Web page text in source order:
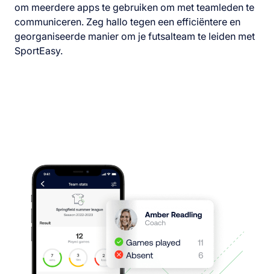
om meerdere apps te gebruiken om met teamleden te
communiceren. Zeg hallo tegen een efficiëntere en
georganiseerde manier om je futsalteam te leiden met
SportEasy.